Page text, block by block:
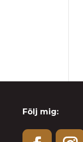
Följ mig: